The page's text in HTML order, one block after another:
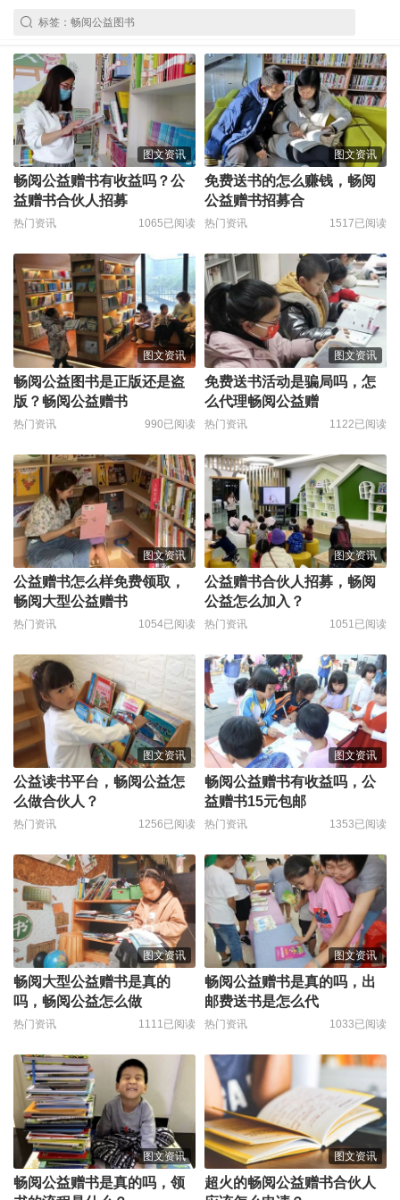
图文资讯
畅阅公益赠书有收益吗？公
益赠书合伙人招募
热门资讯 1065已阅读
图文资讯
​免费送书的怎么赚钱，畅阅
公益赠书招募合
热门资讯 1517已阅读
图文资讯
畅阅公益图书是正版还是盗
版？畅阅公益赠书
热门资讯 990已阅读
图文资讯
免费送书活动是骗局吗，怎
么代理畅阅公益赠
热门资讯 1122已阅读
图文资讯
公益赠书怎么样免费领取，
畅阅大型公益赠书
热门资讯 1054已阅读
图文资讯
公益赠书合伙人招募，畅阅
公益怎么加入？
热门资讯 1051已阅读
图文资讯
公益读书平台，畅阅公益怎
么做合伙人？
热门资讯 1256已阅读
图文资讯
畅阅公益赠书有收益吗，公
益赠书15元包邮
热门资讯 1353已阅读
图文资讯
畅阅大型公益赠书是真的
吗，畅阅公益怎么做
热门资讯 1111已阅读
图文资讯
畅阅公益赠书是真的吗，出
邮费送书是怎么代
热门资讯 1033已阅读
图文资讯
畅阅公益赠书是真的吗，领
图文资讯
超火的畅阅公益赠书合伙人